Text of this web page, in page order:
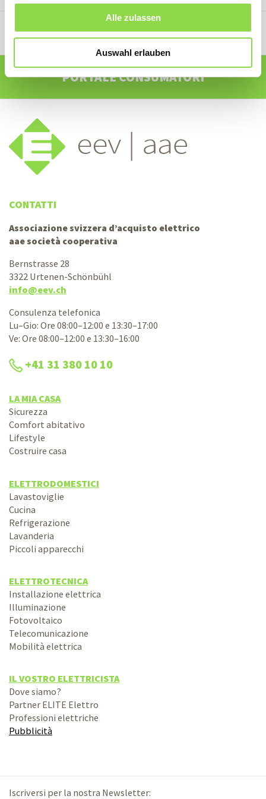
Alle zulassen
Auswahl erlauben
PORTALE SOCI
PORTALE CONSUMATORI
CONTATTI
Associazione svizzera d’acquisto elettrico
aae società cooperativa
Bernstrasse 28
3322 Urtenen-Schönbühl
info@eev.ch
Consulenza telefonica
Lu–Gio: Ore 08:00–12:00 e 13:30–17:00
Ve: Ore 08:00–12:00 e 13:30–16:00
+41 31 380 10 10
LA MIA CASA
Sicurezza
Comfort abitativo
Lifestyle
Costruire casa
ELETTRODOMESTICI
Lavastoviglie
Cucina
Refrigerazione
Lavanderia
Piccoli apparecchi
ELETTROTECNICA
Installazione elettrica
Illuminazione
Fotovoltaico
Telecomunicazione
Mobilità elettrica
IL VOSTRO ELETTRICISTA
Dove siamo?
Partner ELITE Elettro
Professioni elettriche
Pubblicità
Iscriversi per la nostra Newsletter: